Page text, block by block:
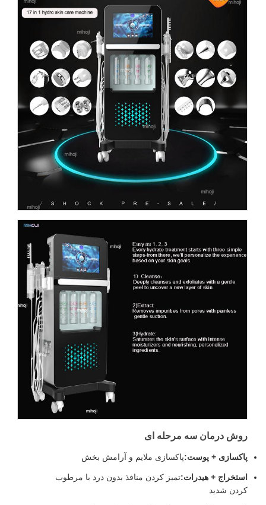
روش درمان سه مرحله ای
پاکسازی + پوست:پاکسازی ملایم و آرامش بخش
استخراج + هیدرات:تمیز کردن منافذ بدون درد با مرطوب
کردن شدید